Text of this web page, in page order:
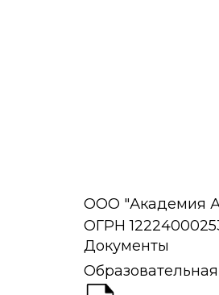
ООО "Академия
ОГРН
Документы